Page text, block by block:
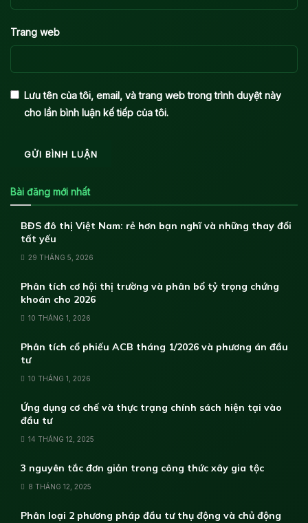
Trang web
Lưu tên của tôi, email, và trang web trong trình duyệt này
cho lần bình luận kế tiếp của tôi.
Bài đăng mới nhất
BĐS đô thị Việt Nam: rẻ hơn bạn nghĩ và những thay đổi
tất yếu
29 THÁNG 5, 2026
Phân tích cơ hội thị trường và phân bổ tỷ trọng chứng
khoán cho 2026
10 THÁNG 1, 2026
Phân tích cổ phiếu ACB tháng 1/2026 và phương án đầu
tư
10 THÁNG 1, 2026
Ứng dụng cơ chế và thực trạng chính sách hiện tại vào
đầu tư
14 THÁNG 12, 2025
3 nguyên tắc đơn giản trong công thức xây gia tộc
8 THÁNG 12, 2025
Phân loại 2 phương pháp đầu tư thụ động và chủ động